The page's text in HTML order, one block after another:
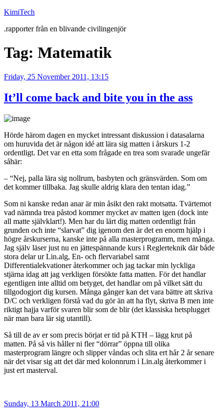
Skip
content
KimiTech
.rapporter från en blivande civilingenjör
Tag: Matematik
Posted
Friday, 25 November 2011, 13:15
It’ll come back and bite you in the ass
Hörde härom dagen en mycket intressant diskussion i datasalarna
om huruvida det är någon idé att lära sig matten i årskurs 1-2
ordentligt. Det var en etta som frågade en trea som svarade ungefär
såhär:
– “Nej, palla lära sig nollrum, basbyten och gränsvärden. Som om
det kommer tillbaka. Jag skulle aldrig klara den tentan idag.”
Som ni kanske redan anar är min åsikt den rakt motsatta. Tvärtemot
vad nämnda trea påstod kommer mycket av matten igen (dock inte
all matte självklart!). Men har du lärt dig matten ordentligt från
grunden och inte “slarvat” dig igenom den är det en enorm hjälp i
högre årskurserna, kanske inte på alla masterprogramm, men många.
Jag själv läser just nu en jättespännande kurs i Reglerteknik där både
stora delar ur Lin.alg, En- och flervariabel samt
Differentialekvationer återkommer och jag tackar min lyckliga
stjärna idag att jag verkligen försökte fatta matten. För det handlar
egentligen inte alltid om betyget, det handlar om på vilket sätt du
tillgodogjort dig kursen. Många gånger kan det vara bättre att skriva
D/C och verkligen förstå vad du gör än att ha flyt, skriva B men inte
riktigt hajja varför svaren blir som de blir (det klassiska hetsplugget
när man bara lär sig utantill).
Så till de av er som precis börjat er tid på KTH – lägg krut på
matten. På så vis håller ni fler “dörrar” öppna till olika
masterprogram längre och slipper våndas och slita ert hår 2 år senare
när det visar sig att det där med kolonnrum i Lin.alg återkommer i
just ert masterval.
Posted
Sunday, 13 March 2011, 21:00